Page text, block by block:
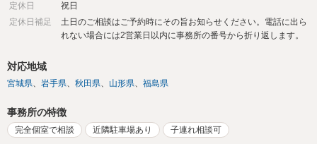
定休日
祝日
定休日補足
土日のご相談はご予約時にその旨お知らせください。電話に出ら
れない場合には2営業日以内に事務所の番号から折り返します。
対応地域
宮城県 岩手県 秋田県 山形県 福島県
事務所の特徴
完全個室で相談 近隣駐車場あり 子連れ相談可